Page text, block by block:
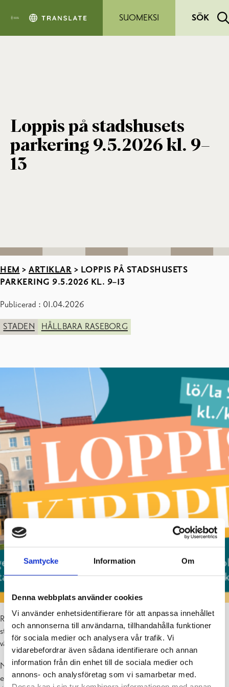
Samtycke Information Om
Denna webbplats använder cookies
Vi använder enhetsidentifierare för att anpassa innehållet
och annonserna till användarna, tillhandahålla funktioner
för sociala medier och analysera vår trafik. Vi
vidarebefordrar även sådana identifierare och annan
information från din enhet till de sociala medier och
annons- och analysföretag som vi samarbetar med.
SUOMEKSI
SÖK
Loppis på stadshusets
parkering 9.5.2026 kl. 9–
13
HEM > ARTIKLAR > LOPPIS PÅ STADSHUSETS
PARKERING 9.5.2026 KL. 9–13
Publicerad : 01.04.2026
STADEN HÅLLBARA RASEBORG
Raseborgs stad ordnar för tredje året i rad ett öppet lopptorg på
stadshusets parkering, lördagen den 9 maj 2026, kl. 9–13! Alla är
välkomna att sälja: stadens anställda, invånare, föreningar…!
Nyhet! Ekenäs fotoklubb och Hangö fotoklubb deltar också i
evenemanget. På den nedre parkeringen vid fotoklubbens lokal